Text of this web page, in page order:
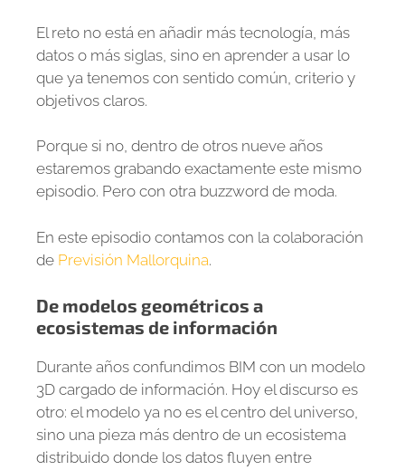
El reto no está en añadir más tecnología, más
datos o más siglas, sino en aprender a usar lo
que ya tenemos con sentido común, criterio y
objetivos claros.
Porque si no, dentro de otros nueve años
estaremos grabando exactamente este mismo
episodio. Pero con otra buzzword de moda.
En este episodio contamos con la colaboración
de Previsión Mallorquina.
De modelos geométricos a
ecosistemas de información
Durante años confundimos BIM con un modelo
3D cargado de información. Hoy el discurso es
otro: el modelo ya no es el centro del universo,
sino una pieza más dentro de un ecosistema
distribuido donde los datos fluyen entre